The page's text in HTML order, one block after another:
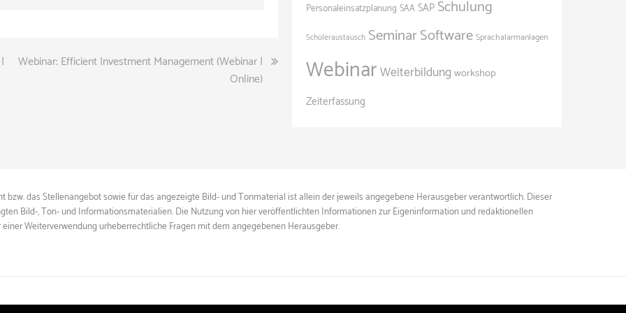
Webinar: Efficient Investment Management (Webinar |
Online)
Personaleinsatzplanung SAASAP Schulung
Schüleraustausch SeminarSoftware Sprachalarmanlagen
WebinarWeiterbildung workshop
Zeiterfassung
bzw. das Stellenangebot sowie für das angezeigte Bild- und Tonmaterial ist allein der jeweils angegebene Herausgeber verantwortlich. Dieser
Bild-, Ton- und Informationsmaterialien. Die Nutzung von hier veröffentlichten Informationen zur Eigeninformation und redaktionellen
Weiterverwendung urheberrechtliche Fragen mit dem angegebenen Herausgeber.